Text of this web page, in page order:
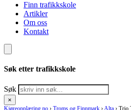
Finn trafikkskole
Artikler
Om oss
Kontakt
Søk etter trafikkskole
Søk
×
Kjøreopplæring.no › Troms og Finnmark › Alta › Trio